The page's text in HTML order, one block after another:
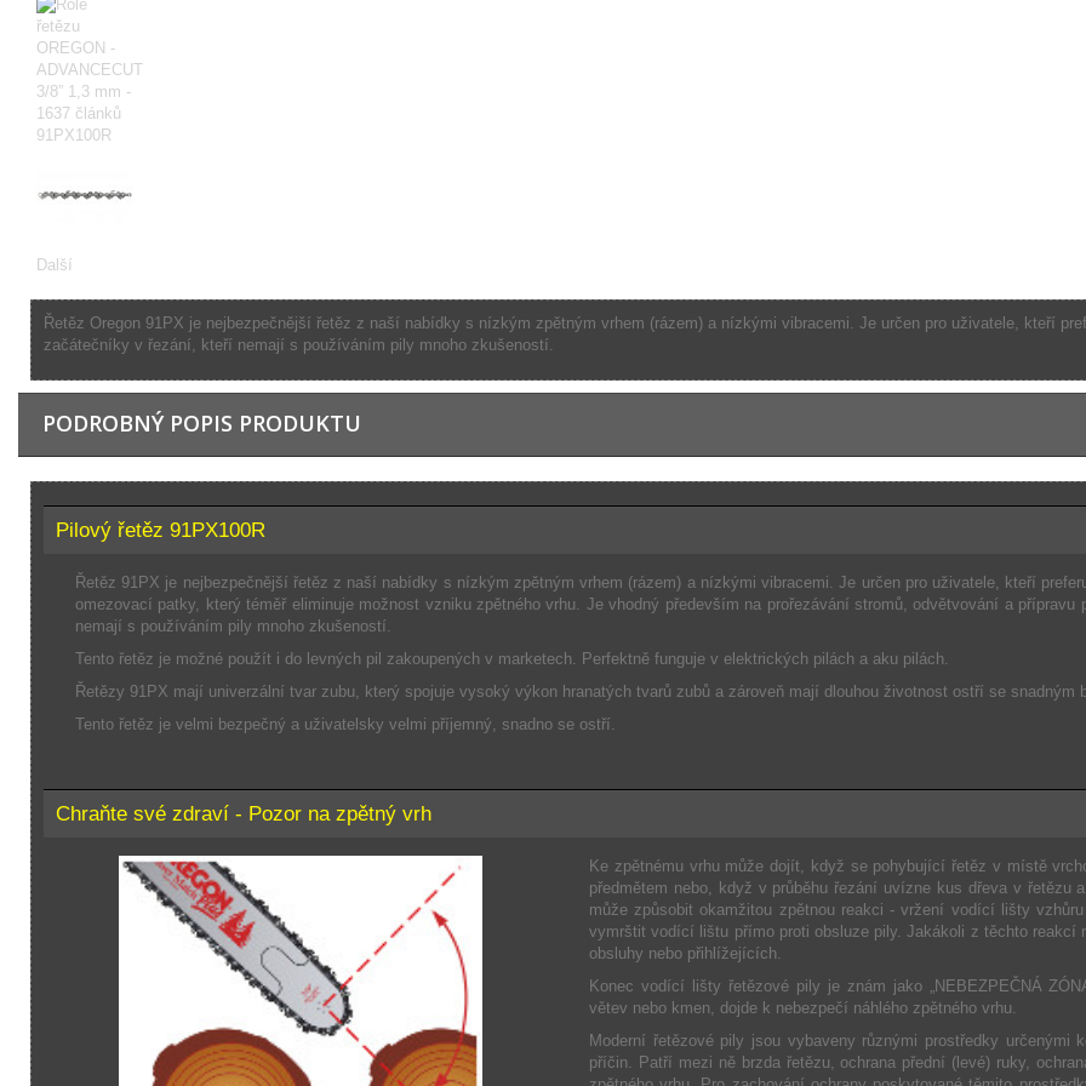
Další
Řetěz Oregon 91PX je nejbezpečnější řetěz z naší nabídky s nízkým zpětným vrhem (rázem) a nízkými vibracemi. Je určen pro uživatele, kteří
začátečníky v řezání, kteří nemají s používáním pily mnoho zkušeností.
PODROBNÝ POPIS PRODUKTU
Pilový řetěz 91PX100R
Řetěz 91PX je nejbezpečnější řetěz z naší nabídky s nízkým zpětným vrhem (rázem) a nízkými vibracemi. Je určen pro uživatele, kteří
omezovací patky, který téměř eliminuje možnost vzniku zpětného vrhu. Je vhodný především na prořezávání stromů, odvětvování a
nemají s používáním pily mnoho zkušeností.
Tento řetěz je možné použít i do levných pil zakoupených v marketech. Perfektně funguje v elektrických pilách a aku pilách.
Řetězy 91PX mají univerzální tvar zubu, který spojuje vysoký výkon hranatých tvarů zubů a zároveň mají dlouhou životnost ostří se
Tento řetěz je velmi bezpečný a uživatelsky velmi příjemný, snadno se ostří.
Chraňte své zdraví - Pozor na zpětný vrh
Ke zpětnému vrhu může dojít, když se pohybující řetěz v místě
předmětem nebo, když v průběhu řezání uvízne kus dřeva v
může způsobit okamžitou zpětnou reakci - vržení vodící lišty
vymrštit vodící lištu přímo proti obsluze pily. Jakákoli z těchto reakcí
obsluhy nebo přihlížejících.
Konec vodící lišty řetězové pily je znám jako „NEBEZPEČNÁ
větev nebo kmen, dojde k nebezpečí náhlého zpětného vrhu.
Moderní řetězové pily jsou vybaveny různými prostředky
příčin. Patří mezi ně brzda řetězu, ochrana přední (levé) ruky,